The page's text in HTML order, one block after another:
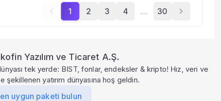
1 2 3 4 … 30
Yazılım ve Ticaret A.Ş.
tek yerde: BIST, fonlar, endeksler & kripto! Hız, veri ve
şekillenen yatırım dünyasına hoş geldin.
uygun paketi bulun